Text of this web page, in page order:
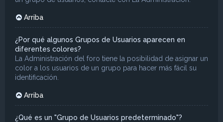
Arriba
¿Por qué algunos Grupos de Usuarios aparecen en
diferentes colores?
La Administración del foro tiene la posibilidad de asignar un
color a los usuarios de un grupo para hacer más fácil su
identificación.
Arriba
¿Qué es un "Grupo de Usuarios predeterminado"?